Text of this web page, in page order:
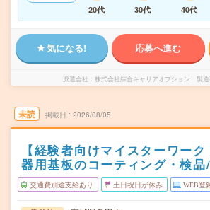
20代
30代 40代
気になる! 応募へ進む
派遣会社 株式会社綜合キャリアオプション 製造
未読 掲載日 2026/08/05
【経験者向けマイスターワー
器用基板のコーティング・検
交通費別途支給あり 土日祝日が休み WEB登